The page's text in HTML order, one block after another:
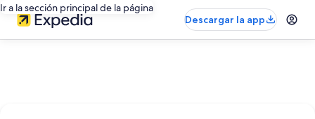
Ir a la sección principal de la página
Descargar la app